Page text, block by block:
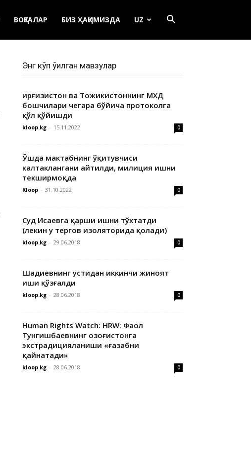
ВОҚЕАЛАР БИЗ ҲАҚИМИЗДА UZ
Энг кўп ўқилган мавзулар
Қирғизистон ва Тожикистоннинг МХДҚ
бошчилари чегара бўйича протоколга
қўл қўйишди
kloop.kg - 15.11.2022 0
Ўшда мактабнинг ўқитувчиси
калтаклангани айтилди, милиция ишни
текширмоқда
Kloop - 31.10.2022 0
Суд Исаевга қарши ишни тўхтатди
(лекин у тергов изоляторида қолади)
kloop.kg - 29.06.2018 0
Шадиевнинг устидан иккинчи жиноят
иши қўзғалди
kloop.kg - 28.06.2018 0
Human Rights Watch: HRW: Фаол
Тунгишбаевнинг Қозоғистонга
экстрадицияланиши «ғазабни
қайнатади»
kloop.kg - 28.06.2018 0